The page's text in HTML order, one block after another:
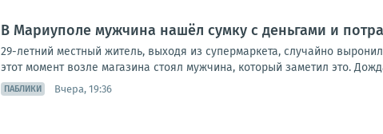
В Мариуполе мужчина нашёл сумку с деньгами и
29-летний местный житель, выходя из супермаркета, случайно
этот момент возле магазина стоял мужчина, который заметил это.
ПАБЛИКИ Вчера, 19:36